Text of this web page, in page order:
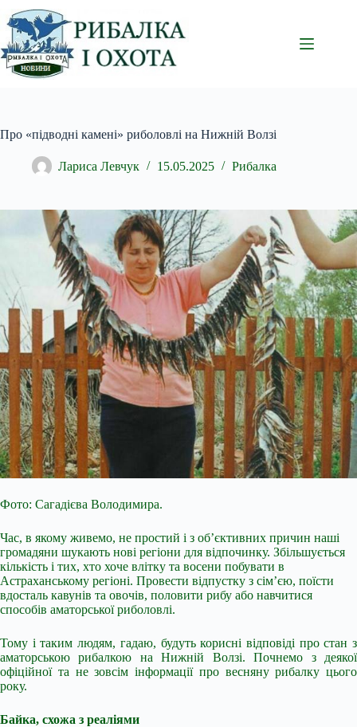
Перейти
до
вмісту
Про «підводні камені» риболовлі на Нижній Волзі
Лариса Левчук 15.05.2025 Рибалка
Фото: Сагадієва Володимира.
Час, в якому живемо, не простий і з об’єктивних причин наші
громадяни шукають нові регіони для відпочинку. Збільшується
кількість і тих, хто хоче влітку та восени побувати в
Астраханському регіоні. Провести відпустку з сім’єю, поїсти
вдосталь кавунів та овочів, половити рибу або навчитися
способів аматорської риболовлі.
Тому і таким людям, гадаю, будуть корисні відповіді про стан з
аматорською рибалкою на Нижній Волзі. Почнемо з деякої
офіційної та не зовсім інформації про весняну рибалку цього
року.
Байка, схожа з реаліями